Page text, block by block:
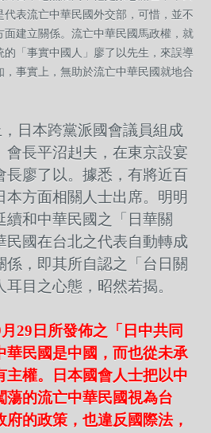
代表流亡中華民國外交部，可惜，並不
建立關係。流亡中華民國馬政權，就
「事實中國人」廖了以先生，來誤導
，事實上，無助於流亡中華民國就地合
日本跨黨派國會議員組成
會長平沼赳夫，在東京設宴
長廖了以。據悉，有將近百
本方面相關人士出席。明明
續和中華民國之「日華關
民國在台北之代表自動轉成
係，即其所自認之「台日關
目之心態，昭然若揭。
29日所發佈之「日中共同
華民國是中國，而也從未承
主權。日本國會人士把以中
蕩的流亡中華民國視為台
的政策，也違反國際法，